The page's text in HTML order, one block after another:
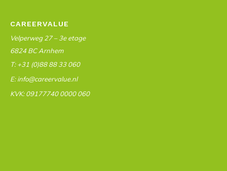
CAREERVALUE
Velperweg 27 – 3e etage
6824 BC Arnhem
T: +31 (0)88 88 33 060
E: info@careervalue.nl
KVK: 09177740 0000 060